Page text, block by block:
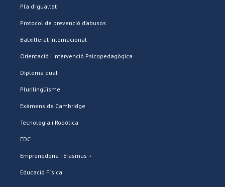
Pla d’igualtat
Protocol de prevenció d’abusos
Batxillerat Internacional
Orientació i Intervenció Psicopedagògica
Diploma dual
Plurilingüisme
Exàmens de Cambridge
Tecnologia i Robòtica
EDC
Emprenedoria i Erasmus +
Educació Física